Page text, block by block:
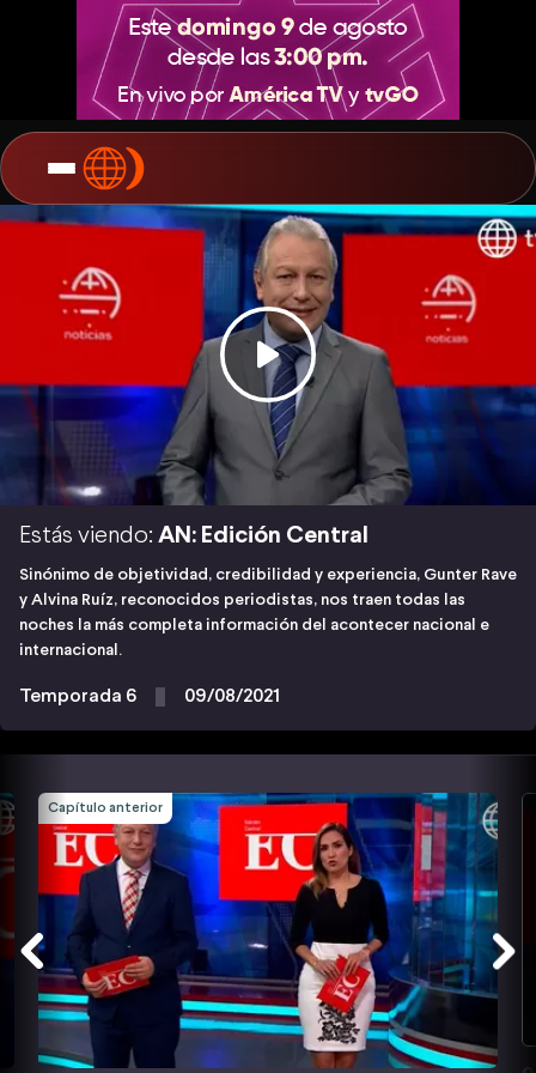
Estás viendo: AN: Edición Central
Sinónimo de objetividad, credibilidad y experiencia, Gunter Rave
y Alvina Ruíz, reconocidos periodistas, nos traen todas las
noches la más completa información del acontecer nacional e
internacional.
Temporada 6 09/08/2021
Capítulo anterior